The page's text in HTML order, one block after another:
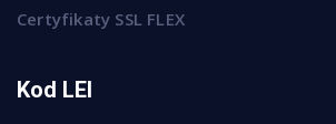
Certyfikaty SSL FLEX
Kod LEI